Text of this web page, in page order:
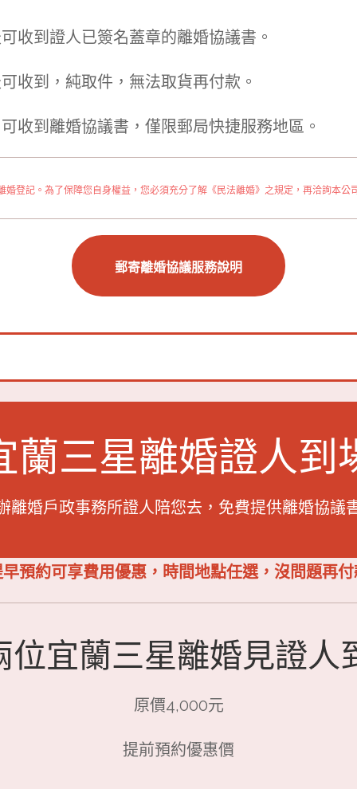
收到證人已簽名蓋章的離婚協議書。
收到，純取件，無法取貨再付款。
收到離婚協議書，僅限郵局快捷服務地區。
登記。為了保障您自身權益，您必須充分了解《民法離婚》之規定，再洽詢本公
郵寄離婚協議服務說明
蘭三星離婚證人到
離婚戶政事務所證人陪您去， 免費提供離婚協議
預約可享費用優惠，時間地點任選，沒問題再
宜蘭三星離婚見證人
原價4,000元
提前預約優惠價